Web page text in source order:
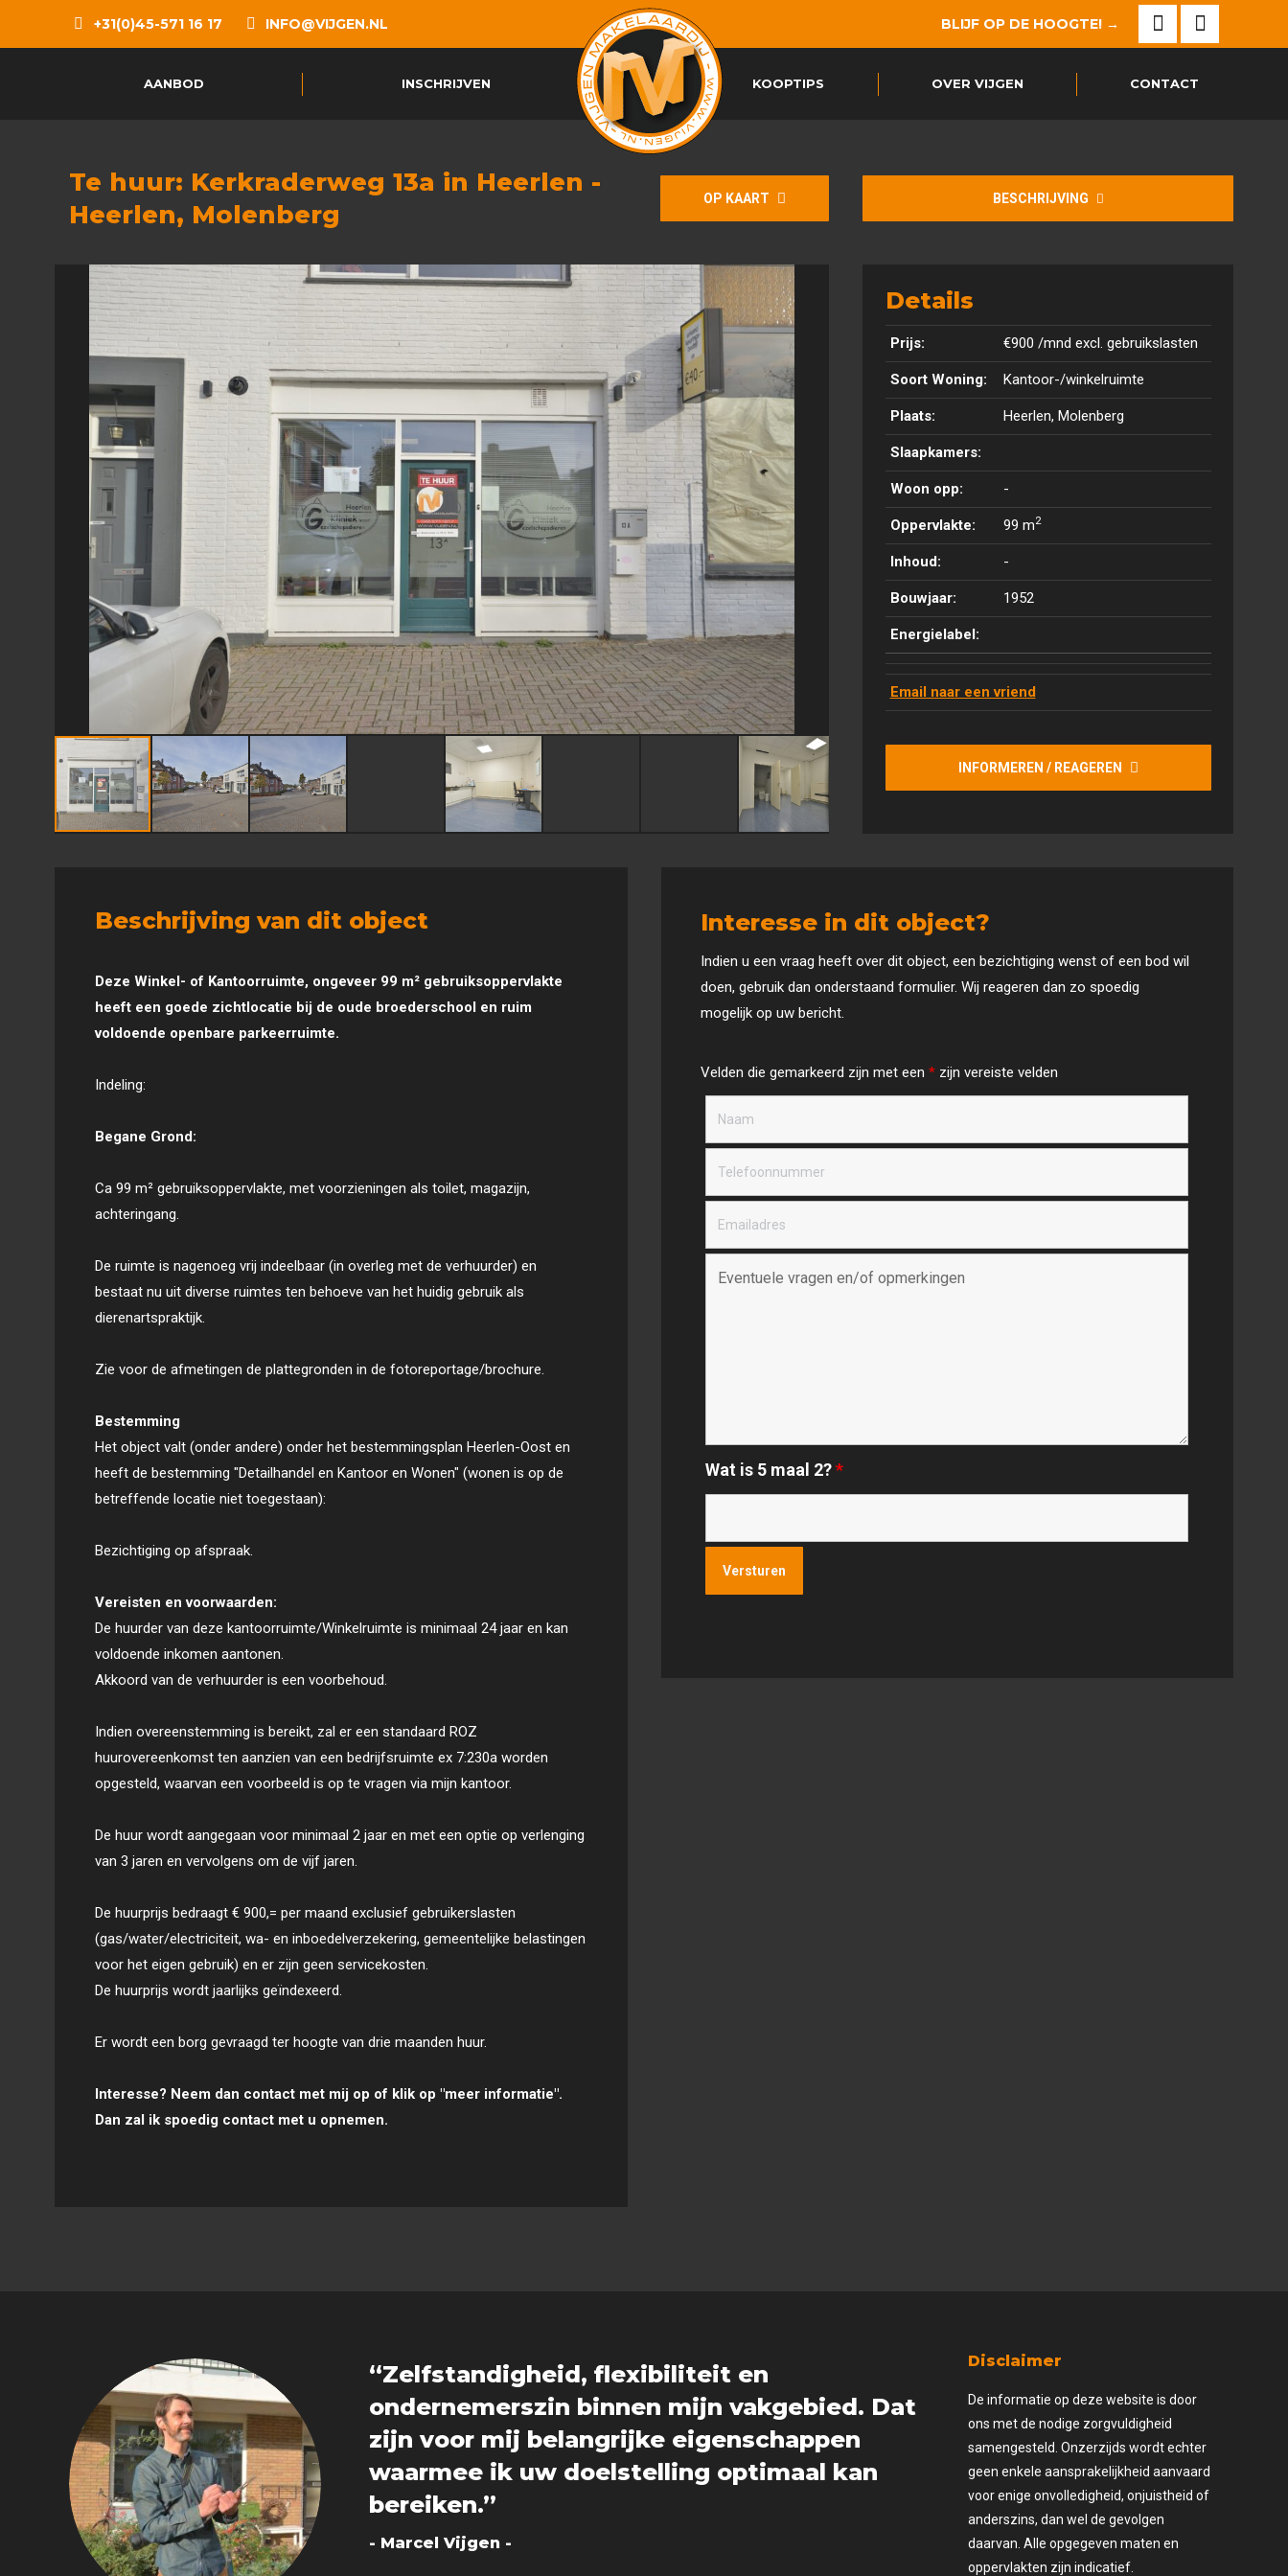
+31(0)45-571 16 17 INFO@VIJGEN.NL
BLIJF OP DE HOOGTE! →
Facebook
page
Instagram
AANBOD INSCHRIJVEN KOOPTIPS OVER VIJGEN CONTACT
Te huur: Kerkraderweg 13a in Heerlen -
Heerlen, Molenberg
OP KAART BESCHRIJVING
Details
Prijs: €900 /mnd excl. gebruikslasten
Soort Woning: Kantoor-/winkelruimte
Plaats: Heerlen, Molenberg
Slaapkamers:
Woon opp: -
Oppervlakte: 99 m2
Inhoud: -
Bouwjaar: 1952
Energielabel:
Email naar een vriend
INFORMEREN / REAGEREN
Beschrijving van dit object
Deze Winkel- of Kantoorruimte, ongeveer 99 m² gebruiksoppervlakte
heeft een goede zichtlocatie bij de oude broederschool en ruim
voldoende openbare parkeerruimte.
Indeling:
Begane Grond:
Ca 99 m² gebruiksoppervlakte, met voorzieningen als toilet, magazijn,
achteringang.
De ruimte is nagenoeg vrij indeelbaar (in overleg met de verhuurder) en
bestaat nu uit diverse ruimtes ten behoeve van het huidig gebruik als
dierenartspraktijk.
Zie voor de afmetingen de plattegronden in de fotoreportage/brochure.
Bestemming
Het object valt (onder andere) onder het bestemmingsplan Heerlen-Oost en
heeft de bestemming "Detailhandel en Kantoor en Wonen" (wonen is op de
betreffende locatie niet toegestaan):
Bezichtiging op afspraak.
Vereisten en voorwaarden:
De huurder van deze kantoorruimte/Winkelruimte is minimaal 24 jaar en kan
voldoende inkomen aantonen.
Akkoord van de verhuurder is een voorbehoud.
Indien overeenstemming is bereikt, zal er een standaard ROZ
huurovereenkomst ten aanzien van een bedrijfsruimte ex 7:230a worden
opgesteld, waarvan een voorbeeld is op te vragen via mijn kantoor.
De huur wordt aangegaan voor minimaal 2 jaar en met een optie op verlenging
van 3 jaren en vervolgens om de vijf jaren.
De huurprijs bedraagt € 900,= per maand exclusief gebruikerslasten
(gas/water/electriciteit, wa- en inboedelverzekering, gemeentelijke belastingen
voor het eigen gebruik) en er zijn geen servicekosten.
De huurprijs wordt jaarlijks geïndexeerd.
Er wordt een borg gevraagd ter hoogte van drie maanden huur.
Interesse? Neem dan contact met mij op of klik op "meer informatie".
Dan zal ik spoedig contact met u opnemen.
Interesse in dit object?
Indien u een vraag heeft over dit object, een bezichtiging wenst of een bod wil
doen, gebruik dan onderstaand formulier. Wij reageren dan zo spoedig
mogelijk op uw bericht.
Velden die gemarkeerd zijn met een* zijn vereiste velden
Wat is 5 maal 2?*
“Zelfstandigheid, flexibiliteit en
ondernemerszin binnen mijn vakgebied. Dat
zijn voor mij belangrijke eigenschappen
waarmee ik uw doelstelling optimaal kan
bereiken.”
- Marcel Vijgen -
Disclaimer
De informatie op deze website is door
ons met de nodige zorgvuldigheid
samengesteld. Onzerzijds wordt echter
geen enkele aansprakelijkheid aanvaard
voor enige onvolledigheid, onjuistheid of
anderszins, dan wel de gevolgen
daarvan. Alle opgegeven maten en
oppervlakten zijn indicatief.
new